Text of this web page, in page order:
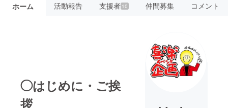
ホーム 活動報告 支援者 10 仲間募集 コメント
◯はじめに・ご挨
拶